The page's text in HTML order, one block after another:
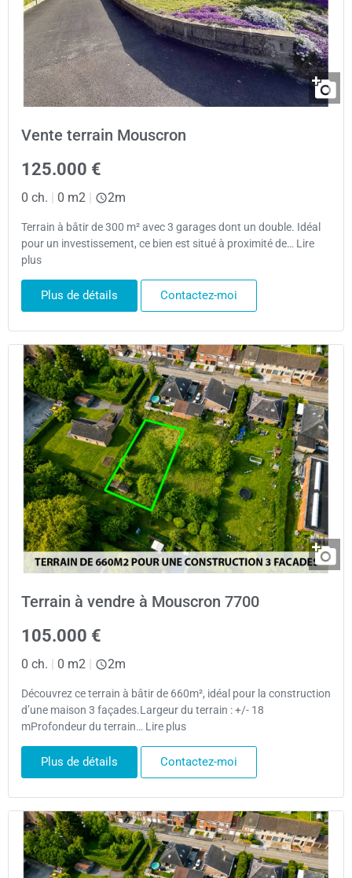
Vente terrain Mouscron
125.000 €
0 ch. 0 m2 2m
Terrain à bâtir de 300 m² avec 3 garages dont un double. Idéal
pour un investissement, ce bien est situé à proximité de… Lire
plus
Plus de détails Contactez-moi
Terrain à vendre à Mouscron 7700
105.000 €
0 ch. 0 m2 2m
Découvrez ce terrain à bâtir de 660m², idéal pour la construction
d’une maison 3 façades.Largeur du terrain : +/- 18
mProfondeur du terrain… Lire plus
Plus de détails Contactez-moi